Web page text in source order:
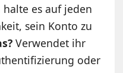
es auf jeden
sein Konto zu
Verwendet ihr
oder